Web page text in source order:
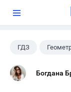
ГДЗ
Богдана